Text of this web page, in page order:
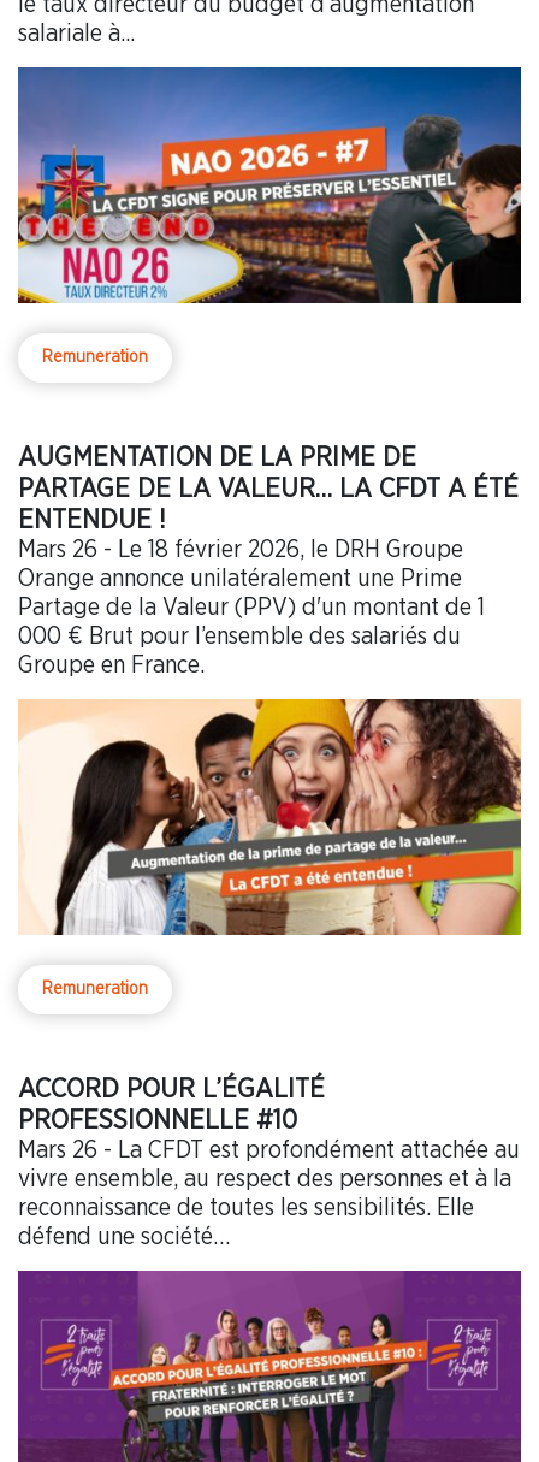
le taux directeur du budget d’augmentation
salariale à...
Remuneration
AUGMENTATION DE LA PRIME DE
PARTAGE DE LA VALEUR… LA CFDT A ÉTÉ
ENTENDUE !
Mars 26 - Le 18 février 2026, le DRH Groupe
Orange annonce unilatéralement une Prime
Partage de la Valeur (PPV) d'un montant de 1
000 € Brut pour l’ensemble des salariés du
Groupe en France.
Remuneration
ACCORD POUR L’ÉGALITÉ
PROFESSIONNELLE #10
Mars 26 - La CFDT est profondément attachée au
vivre ensemble, au respect des personnes et à la
reconnaissance de toutes les sensibilités. Elle
défend une société…